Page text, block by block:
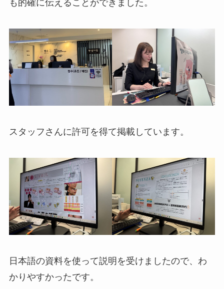
も的確に伝えることができました。
スタッフさんに許可を得て掲載しています。
日本語の資料を使って説明を受けましたので、わ
かりやすかったです。